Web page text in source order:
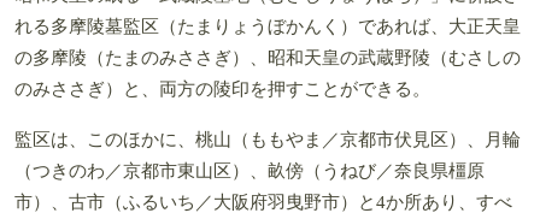
れる多摩陵墓監区（たまりょうぼかんく）であれば、大正天皇
の多摩陵（たまのみささぎ）、昭和天皇の武蔵野陵（むさしの
のみささぎ）と、両方の陵印を押すことができる。
監区は、このほかに、桃山（ももやま／京都市伏見区）、月輪
（つきのわ／京都市東山区）、畝傍（うねび／奈良県橿原
市）、古市（ふるいち／大阪府羽曳野市）と4か所あり、すべ